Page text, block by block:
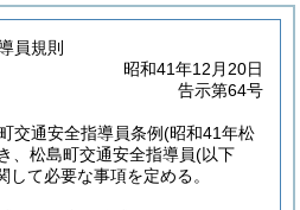
員規則
昭和41年12月20日
告示第64号
交通安全指導員条例(昭和41年松
、松島町交通安全指導員(以下
して必要な事項を定める。